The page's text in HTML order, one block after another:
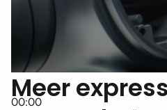
00:00
Meer